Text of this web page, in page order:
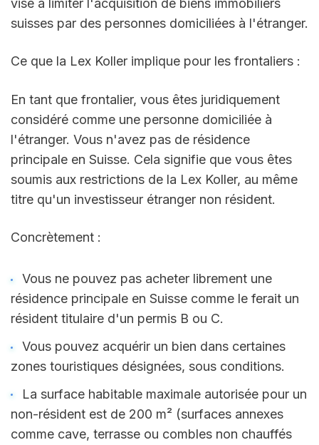
vise à limiter l'acquisition de biens immobiliers
suisses par des personnes domiciliées à l'étranger.
Ce que la Lex Koller implique pour les frontaliers :
En tant que frontalier, vous êtes juridiquement
considéré comme une personne domiciliée à
l'étranger. Vous n'avez pas de résidence
principale en Suisse. Cela signifie que vous êtes
soumis aux restrictions de la Lex Koller, au même
titre qu'un investisseur étranger non résident.
Concrètement :
Vous ne pouvez pas acheter librement une
résidence principale en Suisse comme le ferait un
résident titulaire d'un permis B ou C.
Vous pouvez acquérir un bien dans certaines
zones touristiques désignées, sous conditions.
La surface habitable maximale autorisée pour un
non-résident est de 200 m² (surfaces annexes
comme cave, terrasse ou combles non chauffés